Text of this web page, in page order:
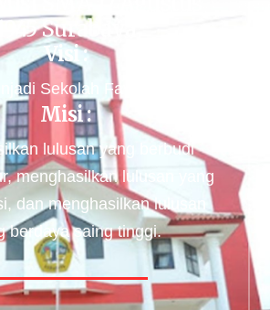
Surabaya
Visi :
Sekolah Favorit
Misi :
lulusan yang berbudi
menghasilkan lulusan yang
dan menghasilkan lulusan
berdaya saing tinggi.